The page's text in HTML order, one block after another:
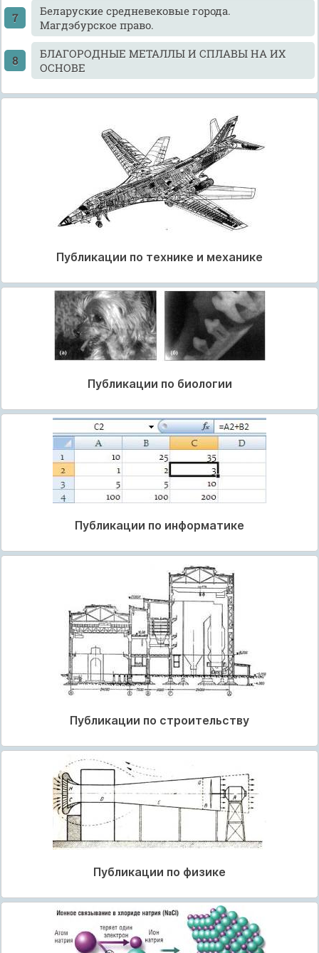
Беларуские средневековые города.
Магдэбурское право.
БЛАГОРОДНЫЕ МЕТАЛЛЫ И СПЛАВЫ НА ИХ
ОСНОВЕ
Публикации по технике и механике
Публикации по биологии
Публикации по информатике
Публикации по строительству
Публикации по физике